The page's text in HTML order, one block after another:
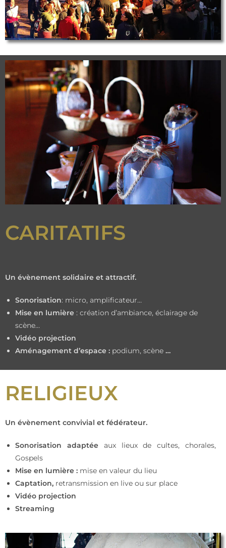
CARITATIFS
Un évènement solidaire et attractif.
Sonorisation: micro, amplificateur…
Mise en lumière : création d’ambiance, éclairage de
scène…
Vidéo projection
Aménagement d’espace : podium, scène …
RELIGIEUX
Un évènement convivial et fédérateur.
Sonorisation adaptée aux lieux de cultes, chorales,
Gospels
Mise en lumière : mise en valeur du lieu
Captation, retransmission en live ou sur place
Vidéo projection
Streaming